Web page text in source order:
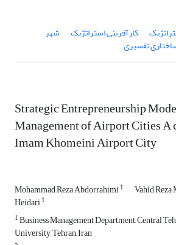
کارآفرینی استراتژیک شهر
تفسیری
Strategic Entrepreneurship
Management of Airport Cities A
Imam Khomeini Airport City
Mohammad Reza Abdorrahimi1 Vahid
Heidari1
1Business Management Department, Central
University, Tehran, Iran